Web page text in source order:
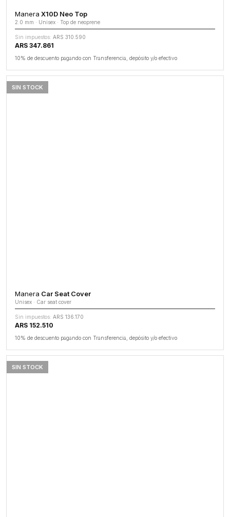
Manera X10D Neo Top
2.0 mm · Unisex · Top de neoprene
Sin impuestos: ARS 310.590
ARS 347.861
10% de descuento pagando con Transferencia, depósito y/o efectivo
SIN STOCK
Manera Car Seat Cover
Unisex · Car seat cover
Sin impuestos: ARS 136.170
ARS 152.510
10% de descuento pagando con Transferencia, depósito y/o efectivo
SIN STOCK